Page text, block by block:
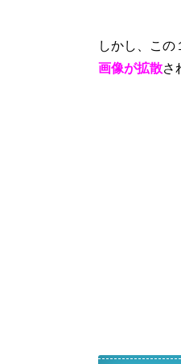
しかし、この
画像が拡散さ